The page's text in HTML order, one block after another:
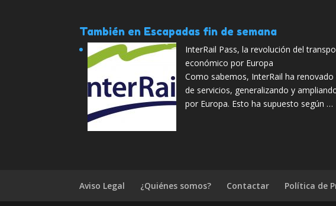
También en Escapadas fin de semana
InterRail Pass, la revolución del
económico por Europa
Como sabemos, InterRail ha
de servicios, generalizando y
por Europa. Esto ha supuesto según …
Aviso Legal ¿Quiénes somos? Contactar Política de